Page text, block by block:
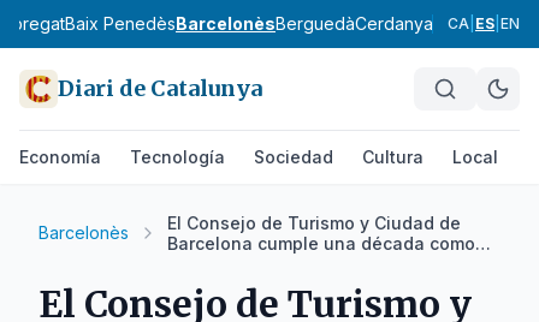
Baix PenedèsBarcelonèsBerguedàCerdanya Conca de
CA ES EN
Diari de Catalunya
Economía Tecnología Sociedad Cultura Local
Barcelonès
El Consejo de Turismo y Ciudad de
Barcelona cumple una década como
El Consejo de Turismo y